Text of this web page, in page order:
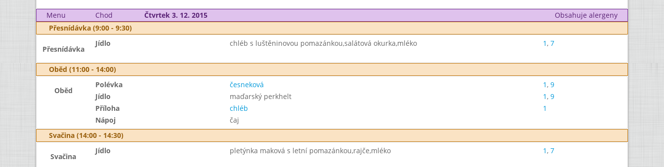
Menu Chod Čtvrtek 3. 12. 2015
Obsahuje alergeny
Přesnídávka (9:00 - 9:30)
Přesnídávka
Jídlo chléb s luštěninovou pomazánkou,salátová okurka,mléko 1, 7
Oběd (11:00 - 14:00)
Oběd
Polévka česneková 1, 9
Jídlo
maďarský perkhelt 1, 9
Příloha
chléb
1
Nápoj
čaj
Svačina (14:00 - 14:30)
Svačina
Jídlo pletýnka maková s letní pomazánkou,rajče,mléko 1, 7